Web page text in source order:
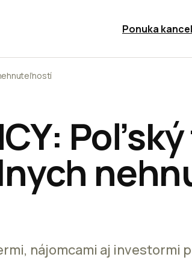
Ponuka
nájomcami aj investormi